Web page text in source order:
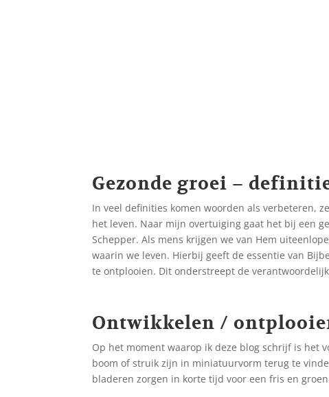
Gezonde groei –
In veel definities komen woorden als verbeteren,
het leven. Naar mijn overtuiging gaat het bij een
Schepper. Als mens krijgen we van Hem
waarin we leven. Hierbij geeft de essentie van
te ontplooien. Dit onderstreept de
Ontwikkelen /
Op het moment waarop ik deze blog schrijf is het
boom of struik zijn in miniatuurvorm terug te
bladeren zorgen in korte tijd voor een fris en